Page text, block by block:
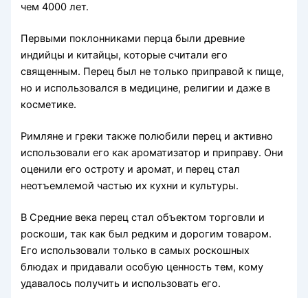
чем 4000 лет.
Первыми поклонниками перца были древние
индийцы и китайцы, которые считали его
священным. Перец был не только приправой к пище,
но и использовался в медицине, религии и даже в
косметике.
Римляне и греки также полюбили перец и активно
использовали его как ароматизатор и приправу. Они
оценили его остроту и аромат, и перец стал
неотъемлемой частью их кухни и культуры.
В Средние века перец стал объектом торговли и
роскоши, так как был редким и дорогим товаром.
Его использовали только в самых роскошных
блюдах и придавали особую ценность тем, кому
удавалось получить и использовать его.